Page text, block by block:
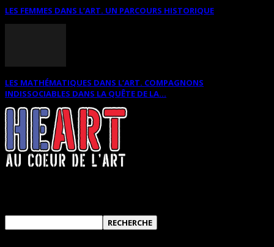
LES FEMMES DANS L’ART. UN PARCOURS HISTORIQUE
LES MATHÉMATIQUES DANS L’ART. COMPAGNONS
INDISSOCIABLES DANS LA QUÊTE DE LA...